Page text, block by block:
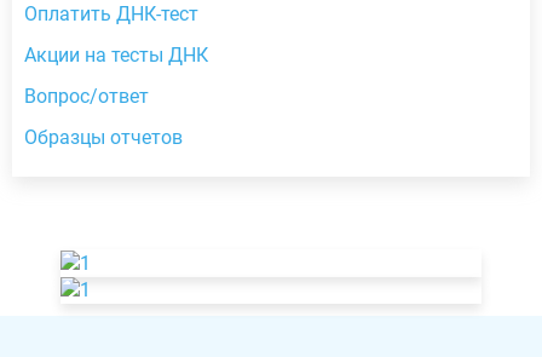
Оплатить ДНК-тест
Акции на тесты ДНК
Вопрос/ответ
Образцы отчетов